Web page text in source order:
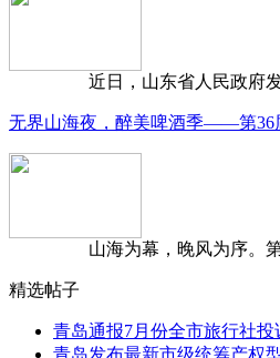
近日，山东省人民政府发
无界山海夜，醉美啤酒季——第36
山海为幕，晚风为序。第
精选帖子
青岛通报7月份全市旅行社投
青岛发布最新市级统筹产权